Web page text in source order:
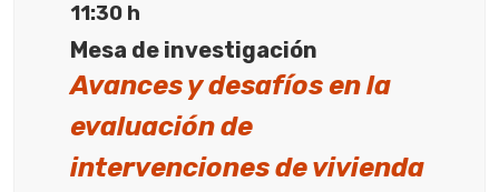
11:30 h
Mesa de investigación
Avances y desafíos en la
evaluación de
intervenciones de vivienda